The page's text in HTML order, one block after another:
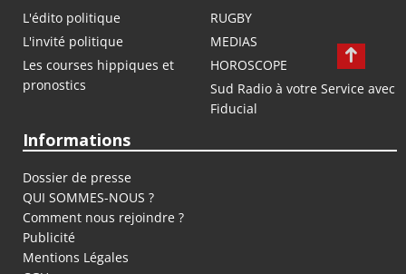
L'édito politique
RUGBY
L'invité politique
MEDIAS
Les courses hippiques et
pronostics
HOROSCOPE
Sud Radio à votre Service avec
Fiducial
Informations
Dossier de presse
QUI SOMMES-NOUS ?
Comment nous rejoindre ?
Publicité
Mentions Légales